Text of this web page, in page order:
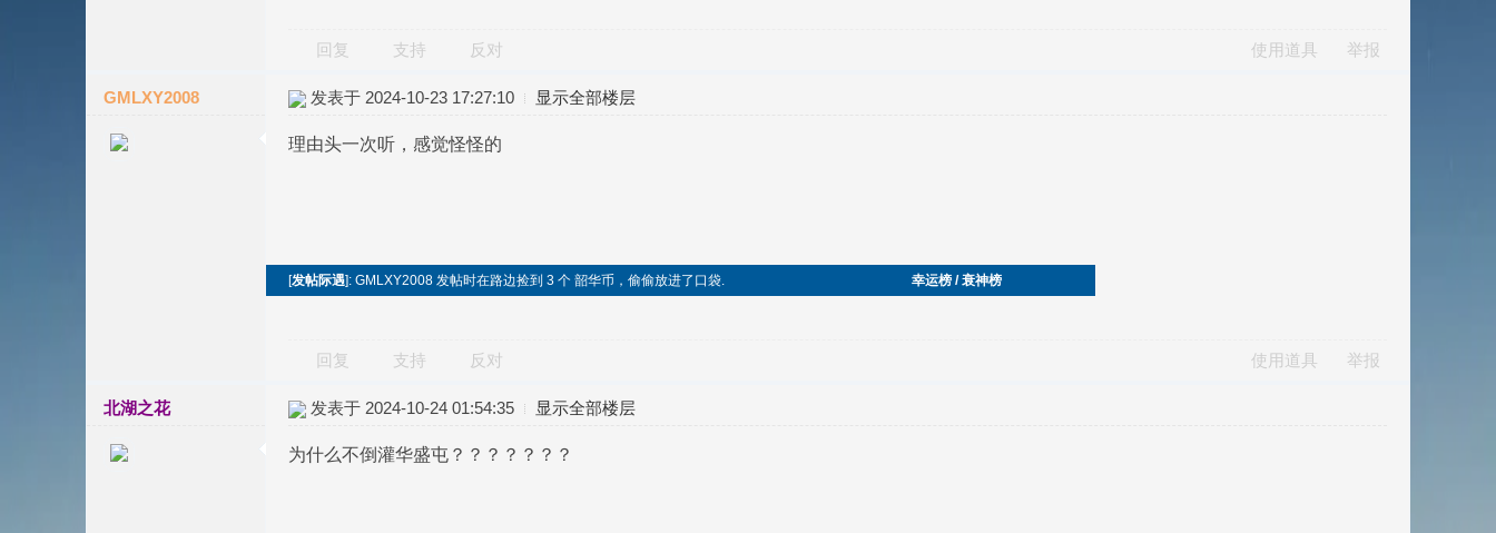
回复 支持 反对 使用道具 举报
GMLXY2008 发表于 2024-10-23 17:27:10 显示全部楼层
理由头一次听，感觉怪怪的
[发帖际遇]: GMLXY2008 发帖时在路边捡到 3 个 韶华币，偷偷放进了口袋. 幸运榜 / 衰神榜
回复 支持 反对 使用道具 举报
北湖之花 发表于 2024-10-24 01:54:35 显示全部楼层
为什么不倒灌华盛屯？？？？？？？